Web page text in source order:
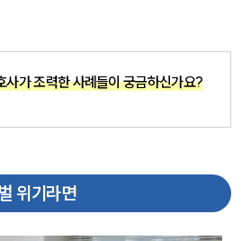
오시는 길
벌 파트너 로펌
고객의 소리
AI대륜
업무사례
주요 업무사례
분석/최신동향
사가 조력한 사례들이 궁금하신가요?
위기라면